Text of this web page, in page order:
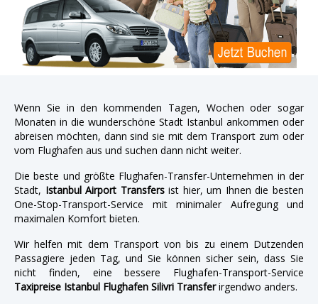
Wenn Sie in den kommenden Tagen, Wochen oder sogar
Monaten in die wunderschöne Stadt Istanbul ankommen oder
abreisen möchten, dann sind sie mit dem Transport zum oder
vom Flughafen aus und suchen dann nicht weiter.
Die beste und größte Flughafen-Transfer-Unternehmen in der
Stadt, Istanbul Airport Transfersist hier, um Ihnen die besten
One-Stop-Transport-Service mit minimaler Aufregung und
maximalen Komfort bieten.
Wir helfen mit dem Transport von bis zu einem Dutzenden
Passagiere jeden Tag, und Sie können sicher sein, dass Sie
nicht finden, eine bessere Flughafen-Transport-Service
Taxipreise Istanbul Flughafen Silivri Transferirgendwo anders.